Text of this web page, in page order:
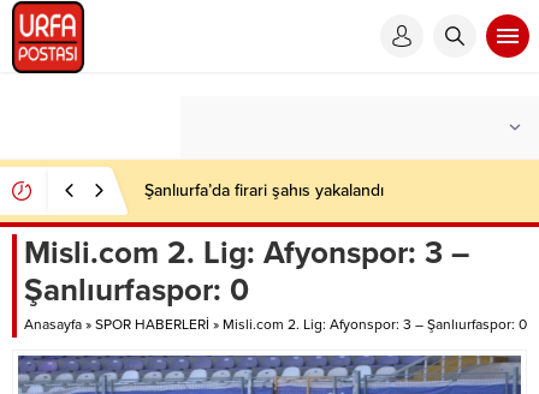
Şanlıurfa’da firari şahıs yakalandı
Misli.com 2. Lig: Afyonspor: 3 –
Şanlıurfaspor: 0
Anasayfa » SPOR HABERLERİ » Misli.com 2. Lig: Afyonspor: 3 – Şanlıurfaspor: 0